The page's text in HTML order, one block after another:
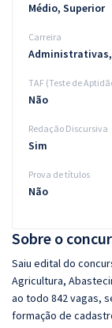
Sobre o
Saiu edital do
Agricultura,
ao todo 842 vagas,
formação de
Médio, Superior
Carreira
TAF (Teste de
Não
Redação Discursiva
Sim
Prova de títulos
Não